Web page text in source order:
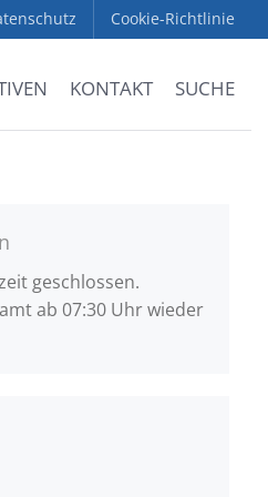
Cookie-Richtlinie
KONTAKT SUCHE
geschlossen.
ab 07:30 Uhr wieder